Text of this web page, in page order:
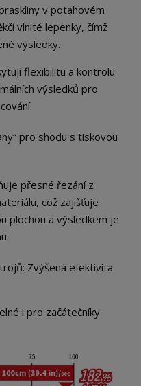
v potahovém
vlnité lepenky, čímž
výsledky.
flexibilitu a kontrolu
výsledků pro
pro shodu s tiskovou
přesné řezání z
což zajišťuje
plochou a výsledkem je
Zvýšená efektivita
i pro začátečníky